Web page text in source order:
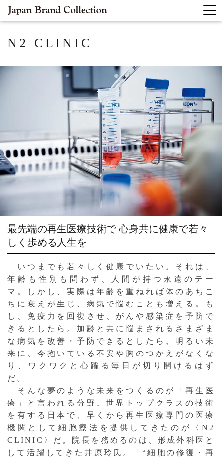
N2 CLINIC
最先端の再生医療技術で心身共に健康で若々
しく歩める人生を
いつまでも若々しく健康でいたい。それは、
年齢も性別も問わず、人間が持つ永遠のテー
マ。しかし、実際は年齢を重ねれば体のあちこ
ちに衰えが生じ、病気で悩むことも増える。も
し、免疫力を回復させ、がんや感染症を予防で
きるとしたら。加齢と共に悩まされるさまざま
な病気を改善・予防できるとしたら。明るい未
来に、今抱いている不安や胸のつかえがなくな
り、ワクワクと心躍る毎日が切り開けるはず
だ。
そんな夢のような未来をつくるのが「再生医
療」と言われる分野。世界トップクラスの技術
を有する日本で、早くから再生医療専門の医療
機関として細胞療法を提供してきたのが〈N2
CLINIC〉だ。院長を務めるのは、形成外科医と
して活躍してきた井原玲氏。「“細胞の修復・再